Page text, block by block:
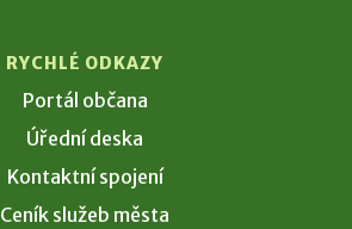
RYCHLÉ ODKAZY
Portál občana
Úřední deska
Kontaktní spojení
Ceník služeb města